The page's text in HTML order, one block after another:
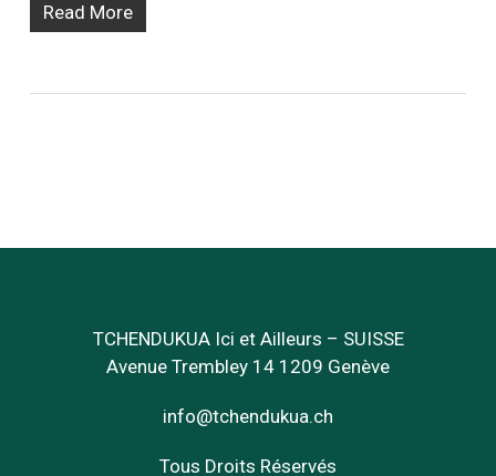
Read More
TCHENDUKUA Ici et Ailleurs – SUISSE
Avenue Trembley 14 1209 Genève
info@tchendukua.ch
Tous Droits Réservés